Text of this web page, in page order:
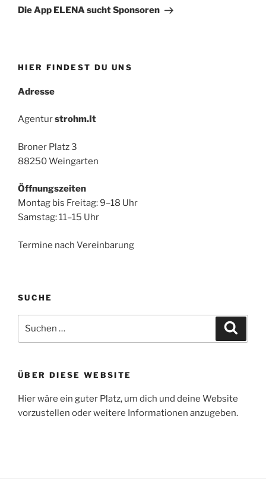
Beitrag
Die App ELENA sucht Sponsoren
HIER FINDEST DU UNS
Adresse
Agenturstrohm.It
Broner Platz 3
88250 Weingarten
Öffnungszeiten
Montag bis Freitag: 9–18 Uhr
Samstag: 11–15 Uhr
Termine nach Vereinbarung
SUCHE
nach:
ÜBER DIESE WEBSITE
Hier wäre ein guter Platz, um dich und deine Website
vorzustellen oder weitere Informationen anzugeben.